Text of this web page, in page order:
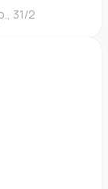
31/2